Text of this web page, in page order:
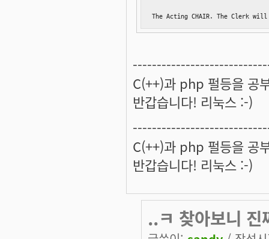
The Acting CHAIR. The Clerk will
C(++)과 php 펄등을 공
반갑습니다! 리눅스 :-)
C(++)과 php 펄등을 공
반갑습니다! 리눅스 :-)
..ㅋ 찾아보니 진